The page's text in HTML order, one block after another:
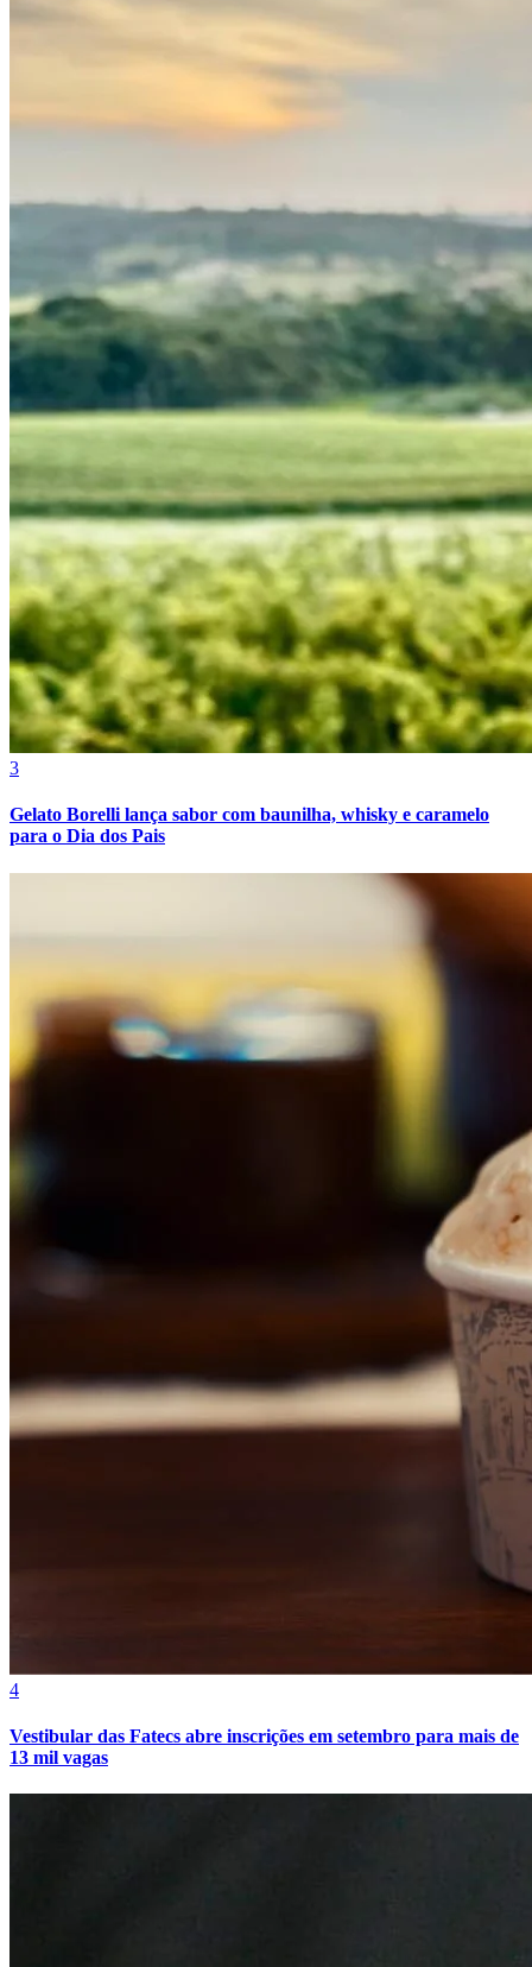
Botafogo
Grêmio
Internacional
3
Gelato Borelli lança sabor com baunilha, whisky e caramelo
para o Dia dos Pais
4
Vestibular das Fatecs abre inscrições em setembro para mais de
13 mil vagas